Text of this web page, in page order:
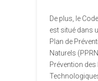
De plus, le
est situé dans
Plan de
Naturels
Prévention des